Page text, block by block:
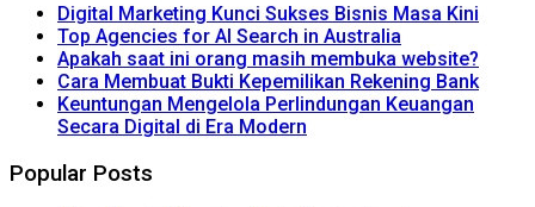
Digital Marketing Kunci Sukses Bisnis Masa Kini
Top Agencies for AI Search in Australia
Apakah saat ini orang masih membuka website?
Cara Membuat Bukti Kepemilikan Rekening Bank
Keuntungan Mengelola Perlindungan Keuangan
Secara Digital di Era Modern
Popular Posts